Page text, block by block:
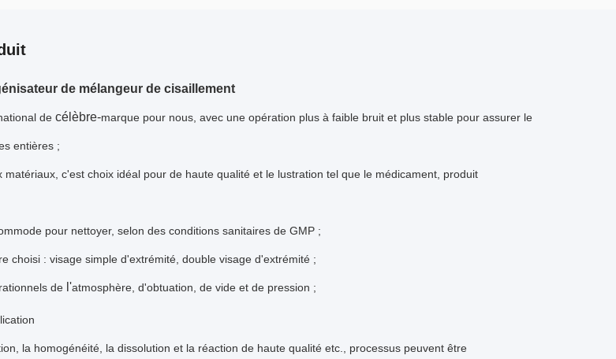
de mélangeur de cisaillement
de célèbre-marque pour nous, avec une opération plus à faible bruit et plus stable pour assurer le
entières ;
matériaux, c'est choix idéal pour de haute qualité et le lustration tel que le médicament, produit
pour nettoyer, selon des conditions sanitaires de GMP ;
choisi : visage simple d'extrémité, double visage d'extrémité ;
de l'atmosphère, d'obtuation, de vide et de pression ;
la homogénéité, la dissolution et la réaction de haute qualité etc., processus peuvent être